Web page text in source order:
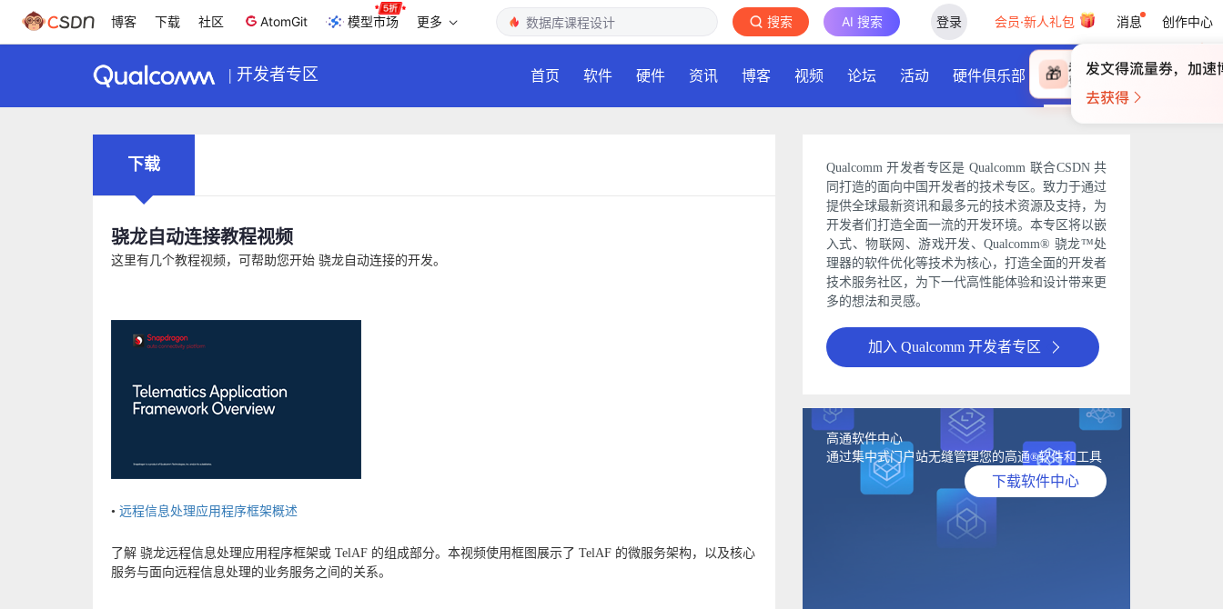
博客 下载 社区 AtomGit 模型市场 更多 搜索 AI 搜索 登录 会员·新人礼包 消息 创作中心
| 开发者专区 首页 软件 硬件 资讯 博客 视频 论坛 活动 硬件俱乐部 下载
下载
骁龙自动连接教程视频
这里有几个教程视频，可帮助您开始 骁龙自动连接的开发。
• 远程信息处理应用程序框架概述
了解 骁龙远程信息处理应用程序框架或 TelAF 的组成部分。本视频使用框图展示了 TelAF 的微服务架构，以及核心
服务与面向远程信息处理的业务服务之间的关系。
Qualcomm 开发者专区是 Qualcomm 联合CSDN 共
同打造的面向中国开发者的技术专区。致力于通过
提供全球最新资讯和最多元的技术资源及支持，为
开发者们打造全面一流的开发环境。本专区将以嵌
入式、物联网、游戏开发、Qualcomm® 骁龙™处
理器的软件优化等技术为核心，打造全面的开发者
技术服务社区，为下一代高性能体验和设计带来更
多的想法和灵感。
加入 Qualcomm 开发者专区
高通软件中心
通过集中式门户站无缝管理您的高通®软件和工具
下载软件中心